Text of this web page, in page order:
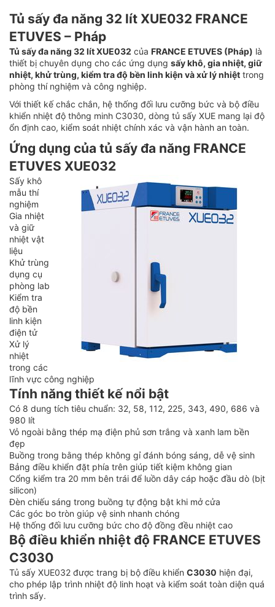
Tủ sấy đa năng 32 lít XUE032 FRANCE
ETUVES – Pháp
Tủ sấy đa năng 32 lít XUE032 của FRANCE ETUVES (Pháp) là
thiết bị chuyên dụng cho các ứng dụng sấy khô, gia nhiệt, giữ
nhiệt, khử trùng, kiểm tra độ bền linh kiện và xử lý nhiệt trong
phòng thí nghiệm và công nghiệp.
Với thiết kế chắc chắn, hệ thống đối lưu cưỡng bức và bộ điều
khiển nhiệt độ thông minh C3030, dòng tủ sấy XUE mang lại độ
ổn định cao, kiểm soát nhiệt chính xác và vận hành an toàn.
Ứng dụng của tủ sấy đa năng FRANCE
ETUVES XUE032
Sấy khô
mẫu thí
nghiệm
Gia nhiệt
và giữ
nhiệt vật
liệu
Khử trùng
dụng cụ
phòng lab
Kiểm tra
độ bền
linh kiện
điện tử
Xử lý
nhiệt
trong các
lĩnh vực công nghiệp
Tính năng thiết kế nổi bật
Có 8 dung tích tiêu chuẩn: 32, 58, 112, 225, 343, 490, 686 và
980 lít
Vỏ ngoài bằng thép mạ điện phủ sơn trắng và xanh lam bền
đẹp
Buồng trong bằng thép không gỉ đánh bóng sáng, dễ vệ sinh
Bảng điều khiển đặt phía trên giúp tiết kiệm không gian
Cổng kiểm tra 20 mm bên trái để luồn dây cáp hoặc đầu dò (bịt
silicon)
Đèn chiếu sáng trong buồng tự động bật khi mở cửa
Các góc bo tròn giúp vệ sinh nhanh chóng
Hệ thống đối lưu cưỡng bức cho độ đồng đều nhiệt cao
Bộ điều khiển nhiệt độ FRANCE ETUVES
C3030
Tủ sấy XUE032 được trang bị bộ điều khiển C3030 hiện đại,
cho phép lập trình nhiệt độ linh hoạt và kiểm soát toàn diện quá
trình sấy.